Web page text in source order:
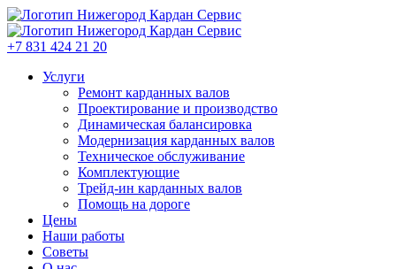
+7 831 424 21 20
Услуги
Ремонт карданных валов
Проектирование и производство
Динамическая балансировка
Модернизация карданных валов
Техническое обслуживание
Комплектующие
Трейд-ин карданных валов
Помощь на дороге
Цены
Наши работы
Советы